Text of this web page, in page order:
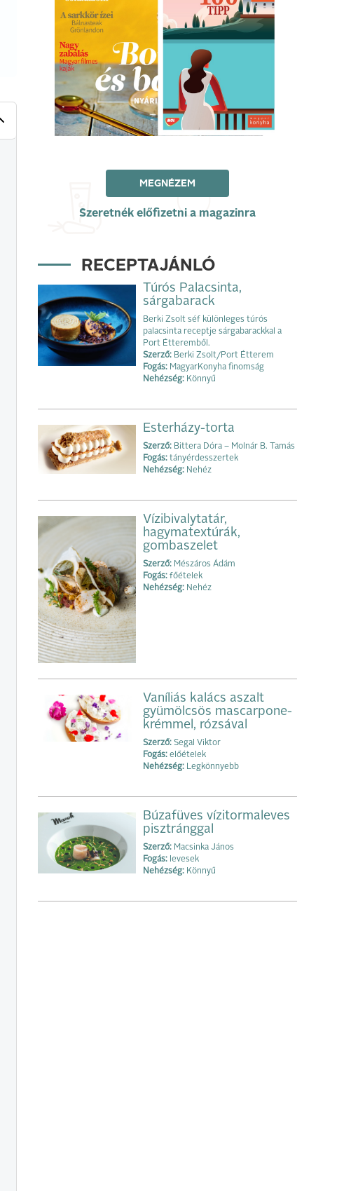
MEGNÉZEM
Szeretnék előfizetni a magazinra
RECEPTAJÁNLÓ
Túrós Palacsinta,
sárgabarack
Berki Zsolt séf különleges túrós
palacsinta receptje sárgabarackkal a
Port Étteremből.
Szerző: Berki Zsolt/Port Étterem
Fogás: MagyarKonyha finomság
Nehézség: Könnyű
Esterházy-torta
Szerző: Bittera Dóra – Molnár B. Tamás
Fogás: tányérdesszertek
Nehézség: Nehéz
Vízibivalytatár,
hagymatextúrák,
gombaszelet
Szerző: Mészáros Ádám
Fogás: főételek
Nehézség: Nehéz
Vaníliás kalács aszalt
gyümölcsös mascarpone-
krémmel, rózsával
Szerző: Segal Viktor
Fogás: előételek
Nehézség: Legkönnyebb
Búzafüves vízitormaleves
pisztránggal
Szerző: Macsinka János
Fogás: levesek
Nehézség: Könnyű